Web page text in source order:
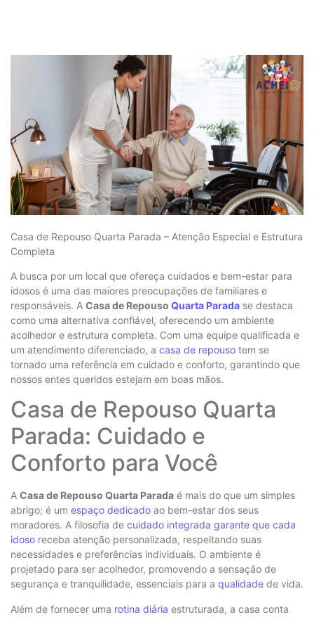
Casa de Repouso Quarta Parada – Atenção Especial e Estrutura
Completa
A busca por um local que ofereça cuidados e bem-estar para
idosos é uma das maiores preocupações de familiares e
responsáveis. A Casa de Repouso Quarta Parada se destaca
como uma alternativa confiável, oferecendo um ambiente
acolhedor e estrutura completa. Com uma equipe qualificada e
um atendimento diferenciado, a casa de repouso tem se
tornado uma referência em cuidado e conforto, garantindo que
nossos entes queridos estejam em boas mãos.
Casa de Repouso Quarta
Parada: Cuidado e
Conforto para Você
A Casa de Repouso Quarta Parada é mais do que um simples
abrigo; é um espaço dedicado ao bem-estar dos seus
moradores. A filosofia de cuidado integrada garante que cada
idoso receba atenção personalizada, respeitando suas
necessidades e preferências individuais. O ambiente é
projetado para ser acolhedor, promovendo a sensação de
segurança e tranquilidade, essenciais para a qualidade de vida.
Além de fornecer uma rotina diária estruturada, a casa conta